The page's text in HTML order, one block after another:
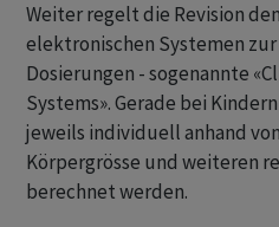
Weiter regelt die Revision
elektronischen Systemen
Dosierungen - sogenannte
Systems». Gerade bei
jeweils individuell anhand
Körpergrösse und weiteren
berechnet werden.